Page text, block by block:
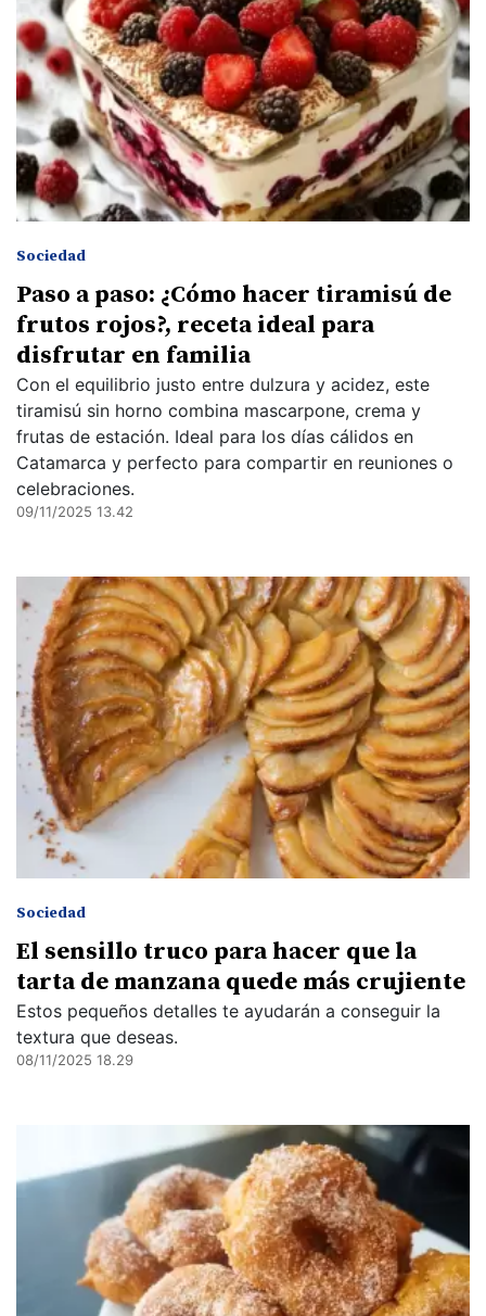
Sociedad
Paso a paso: ¿Cómo hacer tiramisú de
frutos rojos?, receta ideal para
disfrutar en familia
Con el equilibrio justo entre dulzura y acidez, este
tiramisú sin horno combina mascarpone, crema y
frutas de estación. Ideal para los días cálidos en
Catamarca y perfecto para compartir en reuniones o
celebraciones.
09/11/2025 13.42
Sociedad
El sensillo truco para hacer que la
tarta de manzana quede más crujiente
Estos pequeños detalles te ayudarán a conseguir la
textura que deseas.
08/11/2025 18.29